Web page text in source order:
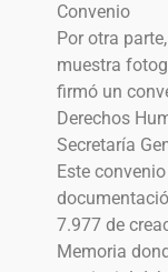
Convenio
Por otra
muestra
firmó un
Derechos
Secretaría
Este
7.977 de
Memoria